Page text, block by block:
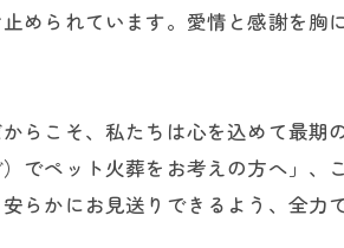
められています。愛情と感謝を
らこそ、私たちは心を込めて最期
でペット火葬をお考えの方へ」
らかにお見送りできるよう、全